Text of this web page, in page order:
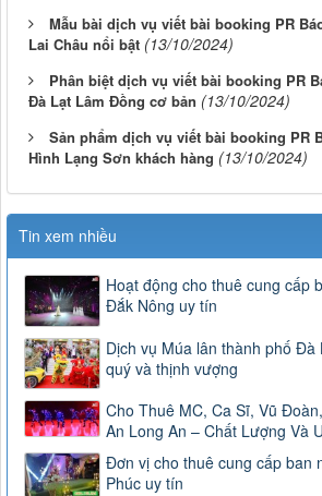
Mẫu bài dịch vụ viết bài booking PR
Lai Châu nổi bật (13/10/2024)
Phân biệt dịch vụ viết bài booking PR
Đà Lạt Lâm Đồng cơ bản (13/10/2024)
Sản phẩm dịch vụ viết bài booking PR
Hình Lạng Sơn khách hàng (13/10/2024)
Tin xem nhiều
Hoạt động cho thuê cung cấp
Đắk Nông uy tín
Dịch vụ Múa lân thành phố
quý và thịnh vượng
Cho Thuê MC, Ca Sĩ, Vũ
An Long An – Chất Lượng Và
Đơn vị cho thuê cung cấp ban
Phúc uy tín